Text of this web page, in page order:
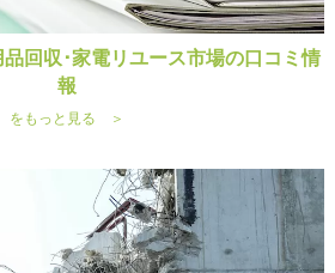
回収･家電リユース市場の口コミ情
報
をもっと見る ＞